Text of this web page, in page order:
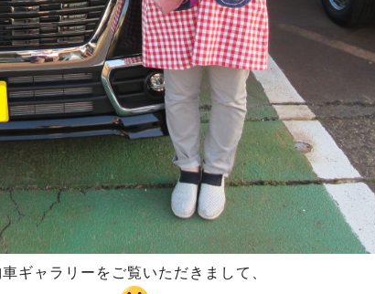
ギャラリーをご覧いただきまして、